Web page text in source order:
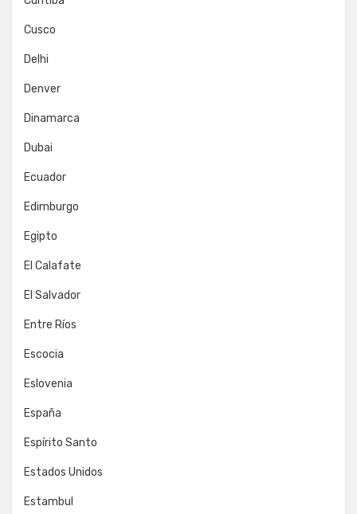
Cusco
Delhi
Denver
Dinamarca
Dubai
Ecuador
Edimburgo
Egipto
El Calafate
El Salvador
Entre Ríos
Escocia
Eslovenia
España
Espírito Santo
Estados Unidos
Estambul